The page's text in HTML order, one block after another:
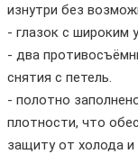
изнутри без
- глазок с широким
- два
снятия с петель.
- полотно
плотности, что
защиту от холода